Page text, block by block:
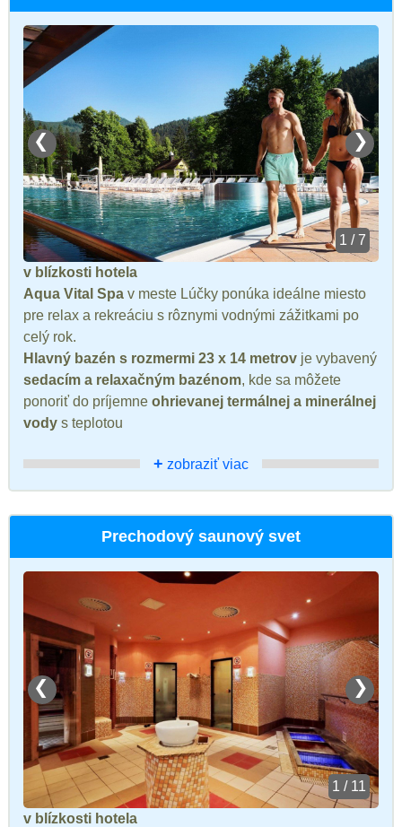
❮ ❯
1 / 7
v blízkosti hotela
Aqua Vital Spa v meste Lúčky ponúka ideálne miesto
pre relax a rekreáciu s rôznymi vodnými zážitkami po
celý rok.
Hlavný bazén s rozmermi 23 x 14 metrov je vybavený
sedacím a relaxačným bazénom, kde sa môžete
ponoriť do príjemne ohrievanej termálnej a minerálnej
vody s teplotou
+ zobraziť viac
Prechodový saunový svet
❮ ❯
1 / 11
v blízkosti hotela